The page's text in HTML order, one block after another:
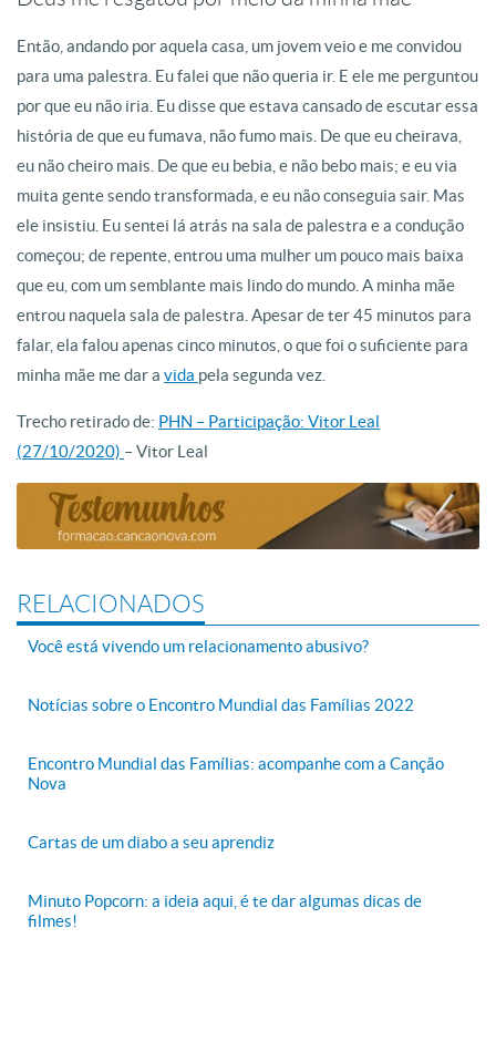
Então, andando por aquela casa, um jovem veio e me convidou
para uma palestra. Eu falei que não queria ir. E ele me perguntou
por que eu não iria. Eu disse que estava cansado de escutar essa
história de que eu fumava, não fumo mais. De que eu cheirava,
eu não cheiro mais. De que eu bebia, e não bebo mais; e eu via
muita gente sendo transformada, e eu não conseguia sair. Mas
ele insistiu. Eu sentei lá atrás na sala de palestra e a condução
começou; de repente, entrou uma mulher um pouco mais baixa
que eu, com um semblante mais lindo do mundo. A minha mãe
entrou naquela sala de palestra. Apesar de ter 45 minutos para
falar, ela falou apenas cinco minutos, o que foi o suficiente para
minha mãe me dar a vida pela segunda vez.
Trecho retirado de: PHN – Participação: Vitor Leal
(27/10/2020) – Vitor Leal
RELACIONADOS
Você está vivendo um relacionamento abusivo?
Notícias sobre o Encontro Mundial das Famílias 2022
Encontro Mundial das Famílias: acompanhe com a Canção
Nova
Cartas de um diabo a seu aprendiz
Minuto Popcorn: a ideia aqui, é te dar algumas dicas de
filmes!